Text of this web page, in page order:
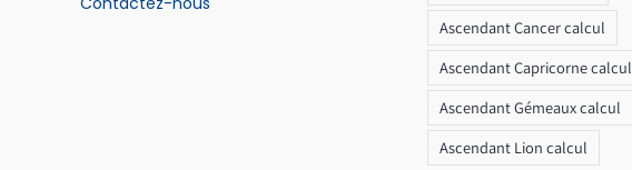
Ascendant Cancer calcul
Ascendant Capricorne calcul
Ascendant Gémeaux calcul
Ascendant Lion calcul